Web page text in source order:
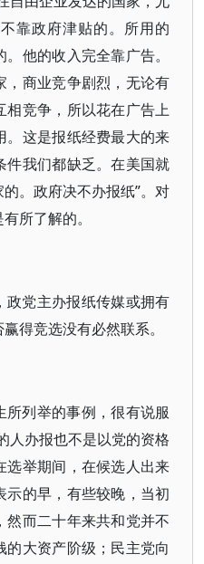
靠政府津贴的。所用的
他的收入完全靠广告。
，商业竞争剧烈，无论有
相竞争，所以花在广告上
。这是报纸经费最大的来
件我们都缺乏。在美国就
。政府决不办报纸”。对
所了解的。
政党主办报纸传媒或拥有
得竞选没有必然联系。
列举的事例，很有说服
人办报也不是以党的资格
选举期间，在候选人出来
示的早，有些较晚，当初
而二十年来共和党并不
大资产阶级；民主党向